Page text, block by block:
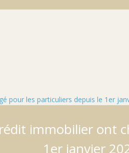
immobilier ont
1er janvier